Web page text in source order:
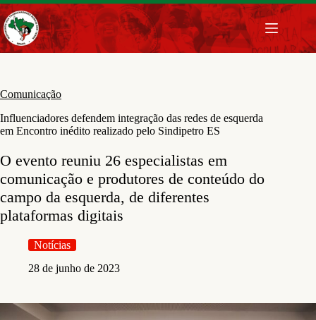
Pular
para
o
conteúdo
Comunicação
Influenciadores defendem integração das redes de esquerda
em Encontro inédito realizado pelo Sindipetro ES
O evento reuniu 26 especialistas em
comunicação e produtores de conteúdo do
campo da esquerda, de diferentes
plataformas digitais
Notícias
28 de junho de 2023